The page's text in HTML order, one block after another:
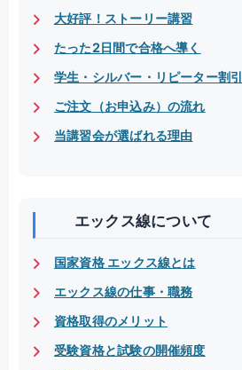
大好評！ストーリー講習
たった2日間で合格へ導く
学生・シルバー・リピーター割引
ご注文（お申込み）の流れ
当講習会が選ばれる理由
エックス線について
国家資格 エックス線とは
エックス線の仕事・職務
資格取得のメリット
受験資格と試験の開催頻度